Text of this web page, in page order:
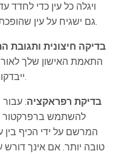
ויגלה כל עין כדי לחדד
גם ישגיח על עין שהופכת מהמטרה. זהו מצב שנקרא פזילה.
בדיקה חיצונית ותגובת
התאמת האישון שלך לאור
ייבדקו לבנות עיניך ומיקומם של עפעפייך.
בדיקת רפראקציה:
להשתמש
המרשם על ידי הכיף בין
טובה יותר. אם אינך